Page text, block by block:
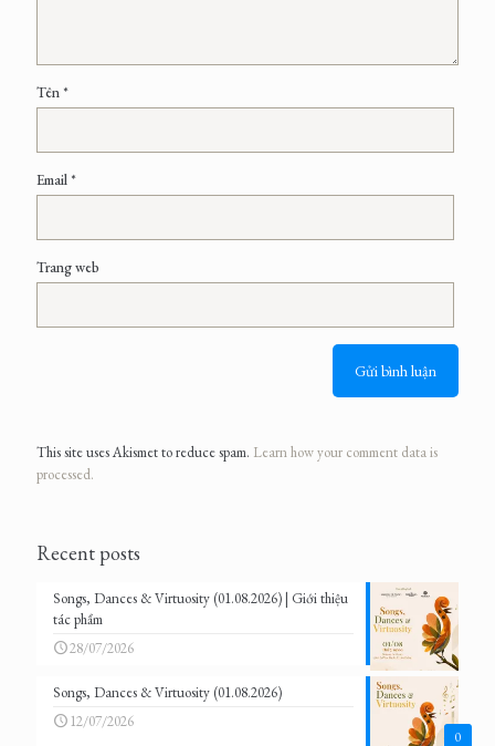
Tên *
Email *
Trang web
This site uses Akismet to reduce spam. Learn how your comment data is
processed.
Recent posts
Songs, Dances & Virtuosity (01.08.2026) | Giới thiệu
tác phẩm
28/07/2026
0
Songs, Dances & Virtuosity (01.08.2026)
12/07/2026